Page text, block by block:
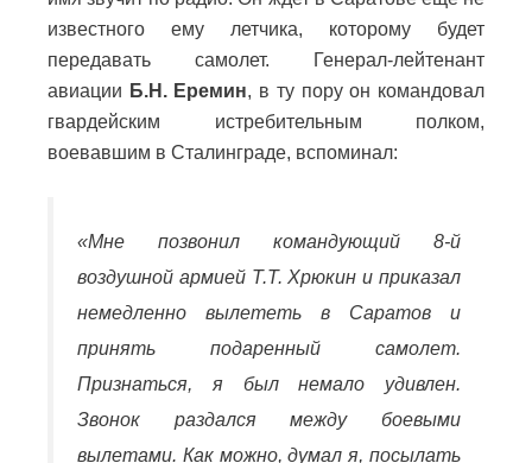
известного ему летчика, которому будет
передавать самолет. Генерал-лейтенант
авиации Б.Н. Еремин, в ту пору он командовал
гвардейским истребительным полком,
воевавшим в Сталинграде, вспоминал:
«Мне позвонил командующий 8-й
воздушной армией Т.Т. Хрюкин и приказал
немедленно вылететь в Саратов и
принять подаренный самолет.
Признаться, я был немало удивлен.
Звонок раздался между боевыми
вылетами. Как можно, думал я, посылать